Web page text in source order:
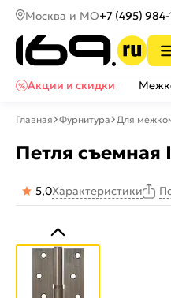
Москва и МО+7 (495)
Акции и скидки
Главная Фурнитура Для
Петля съемная
5,0Характеристики